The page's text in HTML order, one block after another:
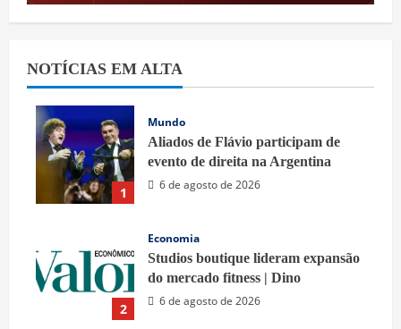
NOTÍCIAS EM ALTA
1
Mundo
Aliados de Flávio participam de
evento de direita na Argentina
6 de agosto de 2026
2
Economia
Studios boutique lideram expansão
do mercado fitness | Dino
6 de agosto de 2026